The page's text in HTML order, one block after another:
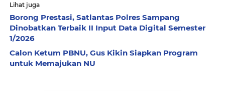
Lihat juga
Borong Prestasi, Satlantas Polres Sampang
Dinobatkan Terbaik II Input Data Digital Semester
1/2026
Calon Ketum PBNU, Gus Kikin Siapkan Program
untuk Memajukan NU